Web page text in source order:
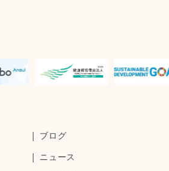
ブログ
ニュース